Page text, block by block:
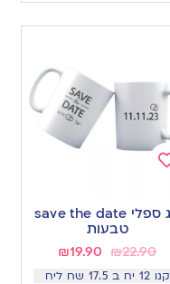
זוג ספלי save the date
טבעות
₪22.90
₪19.90
קנו 12 יח ב 17.5 שח ליח